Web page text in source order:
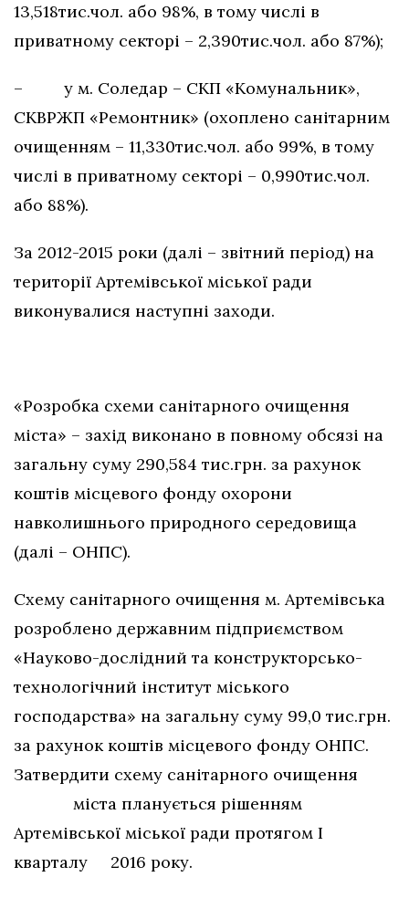
13,518тис.чол. або 98%, в тому числі в
приватному секторі – 2,390тис.чол. або 87%);
– у м. Соледар – СКП «Комунальник»,
СКВРЖП «Ремонтник» (охоплено санітарним
очищенням – 11,330тис.чол. або 99%, в тому
числі в приватному секторі – 0,990тис.чол.
або 88%).
За 2012-2015 роки (далі – звітний період) на
території Артемівської міської ради
виконувалися наступні заходи.
«Розробка схеми санітарного очищення
міста» – захід виконано в повному обсязі на
загальну суму 290,584 тис.грн. за рахунок
коштів місцевого фонду охорони
навколишнього природного середовища
(далі – ОНПС).
Схему санітарного очищення м. Артемівська
розроблено державним підприємством
«Науково-дослідний та конструкторсько-
технологічний інститут міського
господарства» на загальну суму 99,0 тис.грн.
за рахунок коштів місцевого фонду ОНПС.
Затвердити схему санітарного очищення
міста планується рішенням
Артемівської міської ради протягом І
кварталу 2016 року.